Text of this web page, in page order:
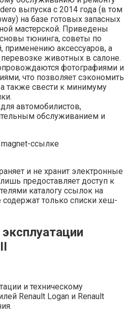
выпуска с 2014 года (в том
на базе готовых запасных
мастерской. Приведены
тюнинга, советы по
применению аксессуаров, а
животных в салоне.
фотографиями и
что позволяет сэкономить
также свести к минимуму
автомобилистов,
обслуживанием и
magnet-ссылке
и не хранит электронные
предоставляет доступ к
каталогу ссылок на
только списки хеш-
и техническому
Renault Logan и Renault